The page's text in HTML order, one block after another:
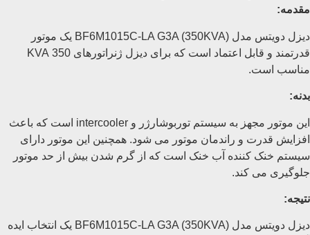
مقدمه:
دیزل دویتس مدل BF6M1015C-LA G3A (350KVA) یک موتور
قدرتمند و قابل اعتماد است که برای دیزل ژنراتورهای 350 KVA
مناسب است.
بدنه:
این موتور مجهز به سیستم توربوشارژر و intercooler است که باعث
افزایش قدرت و راندمان موتور می شود. همچنین این موتور دارای
سیستم خنک کننده آب خنک است که از گرم شدن بیش از حد موتور
جلوگیری می کند.
نتیجه:
دیزل دویتس مدل BF6M1015C-LA G3A (350KVA) یک انتخاب ایده